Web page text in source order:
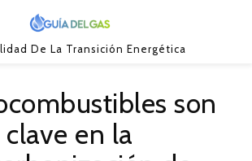
De La Transición Energética
son
clave en la